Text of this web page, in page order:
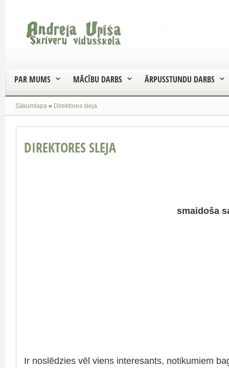
PAR MUMS MĀCĪBU DARBS ĀRPUSSTUNDU DARBS
Sākumlapa » Direktores sleja
DIREKTORES SLEJA
smaidoša
Ir noslēdzies vēl viens interesants, notikumiem